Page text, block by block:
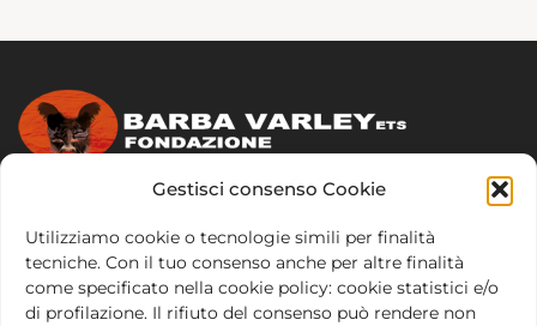
Gestisci consenso Cookie
Utilizziamo cookie o tecnologie simili per finalità
tecniche. Con il tuo consenso anche per altre finalità
come specificato nella cookie policy: cookie statistici e/o
di profilazione. Il rifiuto del consenso può rendere non
Abbiamo creato la Barba Varley Foundation per
promuovere attivamente l’impegno per le cause e i
valori che hanno motivato la nostra vita all’Odin
Teatret…Leggi tutto